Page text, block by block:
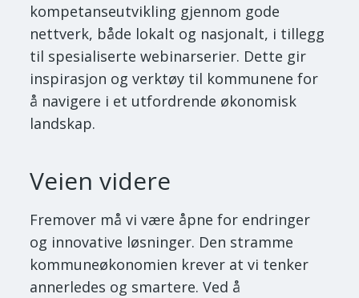
kompetanseutvikling gjennom gode
nettverk, både lokalt og nasjonalt, i tillegg
til spesialiserte webinarserier. Dette gir
inspirasjon og verktøy til kommunene for
å navigere i et utfordrende økonomisk
landskap.
Veien videre
Fremover må vi være åpne for endringer
og innovative løsninger. Den stramme
kommuneøkonomien krever at vi tenker
annerledes og smartere. Ved å